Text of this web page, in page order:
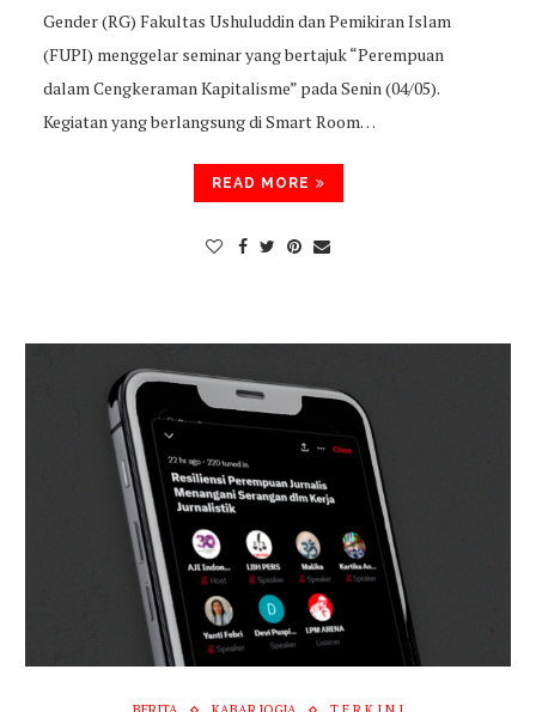
Gender (RG) Fakultas Ushuluddin dan Pemikiran Islam
(FUPI) menggelar seminar yang bertajuk “Perempuan
dalam Cengkeraman Kapitalisme” pada Senin (04/05).
Kegiatan yang berlangsung di Smart Room…
READ MORE